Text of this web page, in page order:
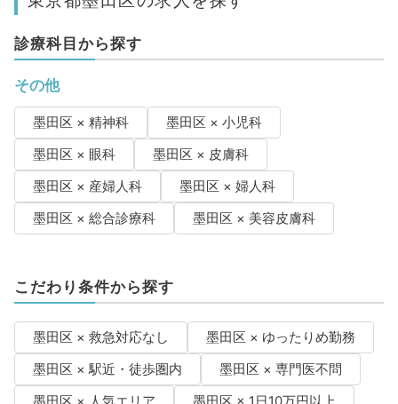
診療科目から探す
その他
墨田区 × 精神科
墨田区 × 小児科
墨田区 × 眼科
墨田区 × 皮膚科
墨田区 × 産婦人科
墨田区 × 婦人科
墨田区 × 総合診療科
墨田区 × 美容皮膚科
こだわり条件から探す
墨田区 × 救急対応なし
墨田区 × ゆったりめ勤務
墨田区 × 駅近・徒歩圏内
墨田区 × 専門医不問